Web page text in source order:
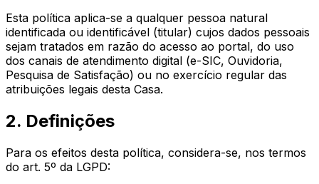
Esta política aplica-se a qualquer pessoa natural
identificada ou identificável (titular) cujos dados pessoais
sejam tratados em razão do acesso ao portal, do uso
dos canais de atendimento digital (e-SIC, Ouvidoria,
Pesquisa de Satisfação) ou no exercício regular das
atribuições legais desta Casa.
2. Definições
Para os efeitos desta política, considera-se, nos termos
do art. 5º da LGPD: